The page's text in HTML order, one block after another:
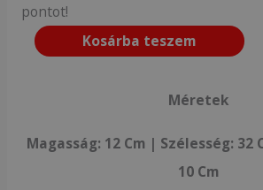
pontot!
Kosárba teszem
Méretek
Magasság: 12 Cm | Szélesség: 32
10 Cm